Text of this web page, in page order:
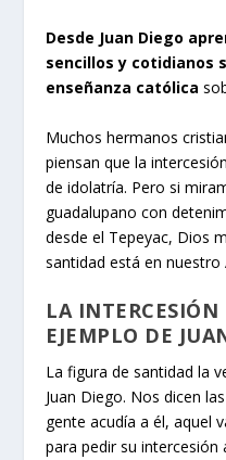
Desde Juan Diego
sencillos y cotidianos
enseñanza católica
Muchos hermanos
piensan que la
de idolatría. Pero si
guadalupano con
desde el Tepeyac, Dios
santidad está en nuestro
LA INTERCESIÓN
EJEMPLO DE
La figura de santidad la
Juan Diego. Nos dicen
gente acudía a él, aquel
para pedir su intercesión